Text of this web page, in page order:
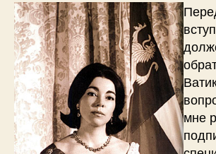
мне